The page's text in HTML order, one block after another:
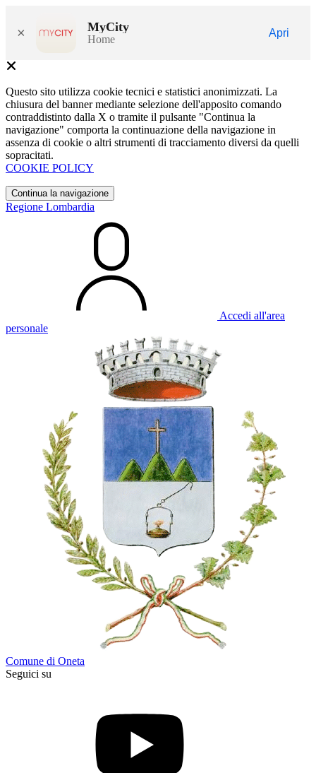
× MyCity
Home
Apri
Questo sito utilizza cookie tecnici e statistici anonimizzati. La
chiusura del banner mediante selezione dell'apposito comando
contraddistinto dalla X o tramite il pulsante "Continua la
navigazione" comporta la continuazione della navigazione in
assenza di cookie o altri strumenti di tracciamento diversi da quelli
sopracitati.
COOKIE POLICY
Continua la navigazione
Regione Lombardia
Accedi all'area
personale
Comune di Oneta
Seguici su